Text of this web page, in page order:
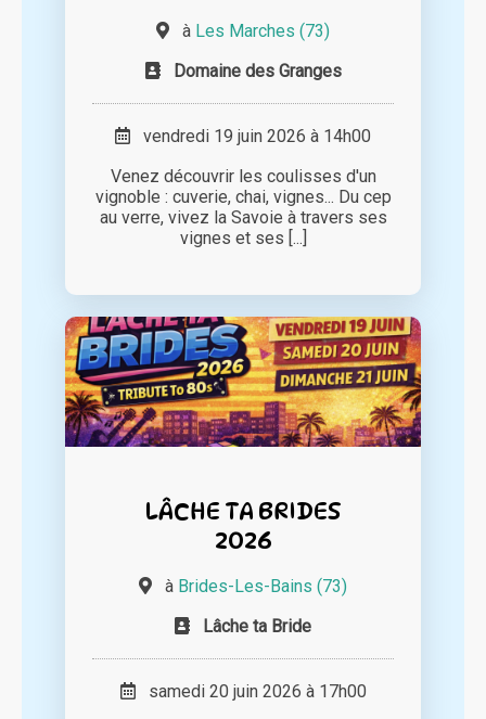
à Les Marches (73)
Domaine des Granges
vendredi 19 juin 2026 à 14h00
Venez découvrir les coulisses d'un
vignoble : cuverie, chai, vignes... Du cep
au verre, vivez la Savoie à travers ses
vignes et ses [...]
LÂCHE TA BRIDES
2026
à Brides-Les-Bains (73)
Lâche ta Bride
samedi 20 juin 2026 à 17h00